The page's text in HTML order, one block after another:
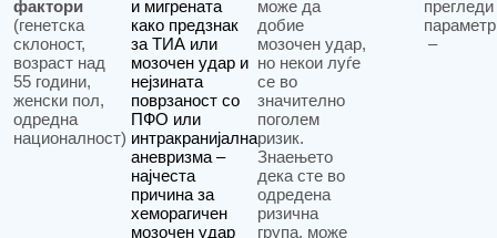
фактори
(генетска
склоност,
возраст над
55 години,
женски пол,
одредна
националност)
и мигрената
како предзнак
за ТИА или
мозочен удар и
нејзината
поврзаност со
ПФО или
интракранијална
аневризма –
најчеста
причина за
хеморагичен
мозочен удар
може да
добие
мозочен удар,
но некои луѓе
се во
значително
поголем
ризик.
Знаењето
дека сте во
одредена
ризична
група, може
–